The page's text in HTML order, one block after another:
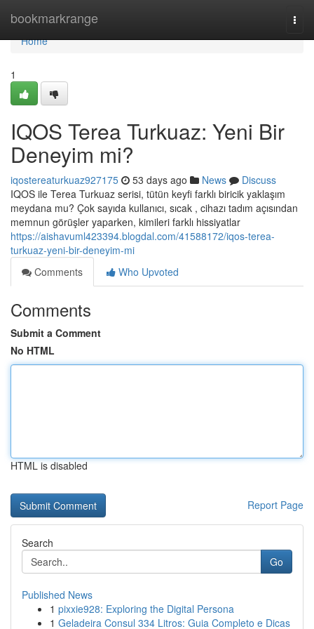
bookmarkrange
Home
Home
1
IQOS Terea Turkuaz: Yeni Bir
Deneyim mi?
iqostereaturkuaz927175 53 days ago News
Discuss
IQOS ile Terea Turkuaz serisi, tütün keyfi farklı biricik yaklaşım
meydana mu? Çok sayıda kullanıcı, sıcak , cihazı tadım açısından
memnun görüşler yaparken, kimileri farklı hissiyatlar
https://aishavuml423394.blogdal.com/41588172/iqos-terea-
turkuaz-yeni-bir-deneyim-mi
Comments
Who Upvoted
Comments
Submit a Comment
No HTML
HTML is disabled
Report Page
Search
Go
Published News
1 pixxie928: Exploring the Digital Persona
1 Geladeira Consul 334 Litros: Guia Completo e Dicas